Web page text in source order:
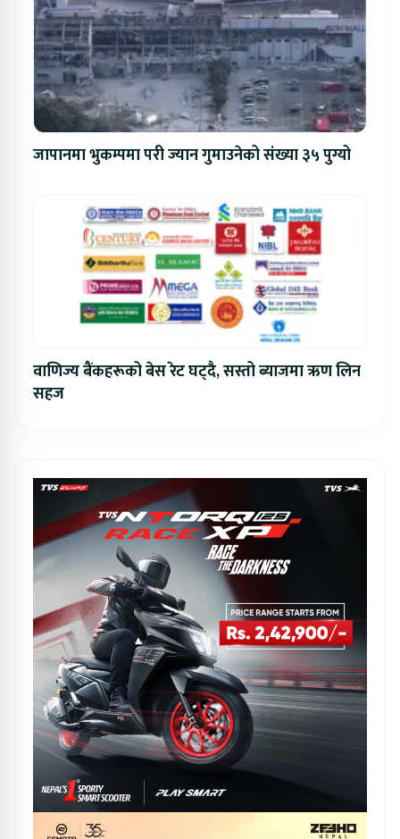
जापानमा भुकम्पमा परी ज्यान गुमाउनेको संख्या ३५ पुग्यो
वाणिज्य बैंकहरूको बेस रेट घट्दै, सस्तो ब्याजमा ऋण लिन
सहज